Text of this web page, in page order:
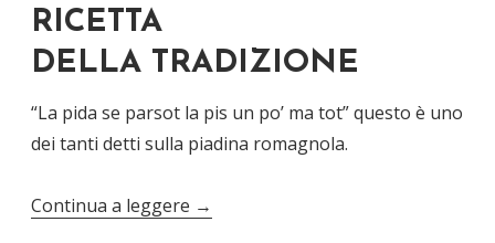
RICETTA
DELLA TRADIZIONE
“La pida se parsot la pis un po’ ma tot” questo è uno
dei tanti detti sulla piadina romagnola.
Continua a leggere →